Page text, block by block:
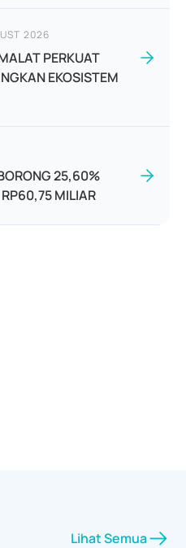
2026
PERKUAT
EKOSISTEM
25,60%
MILIAR
Lihat Semua